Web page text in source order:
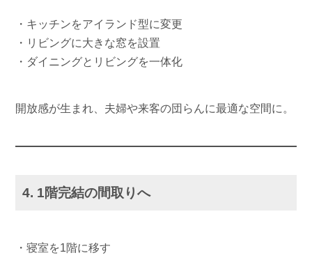
・キッチンをアイランド型に変更
・リビングに大きな窓を設置
・ダイニングとリビングを一体化
開放感が生まれ、夫婦や来客の団らんに最適な空間に。
4. 1階完結の間取りへ
・寝室を1階に移す